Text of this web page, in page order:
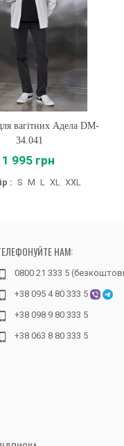
Купити
вагітних Адела DM-
34.041
1 995 грн
: S M L XL XXL
НАМ:
0800 21 333 5
+38 095 4 80 333 5
+38 098 9 80 333 5
+38 063 8 80 333 5